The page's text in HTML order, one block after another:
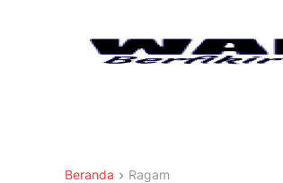
Beranda Ragam